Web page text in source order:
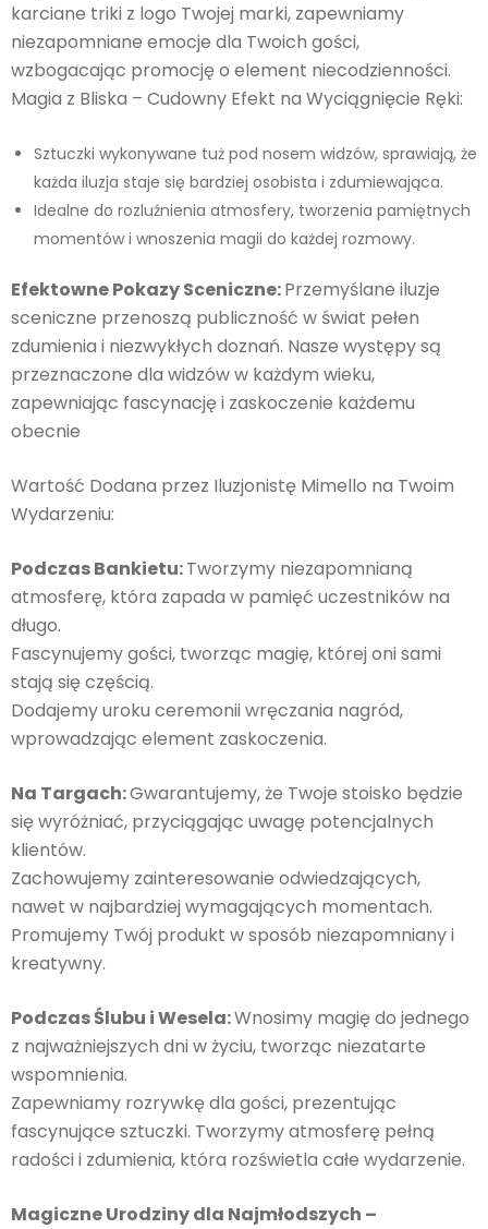
karciane triki z logo Twojej marki, zapewniamy
niezapomniane emocje dla Twoich gości,
wzbogacając promocję o element niecodzienności.
Magia z Bliska – Cudowny Efekt na Wyciągnięcie Ręki:
Sztuczki wykonywane tuż pod nosem widzów, sprawiają, że
każda iluzja staje się bardziej osobista i zdumiewająca.
Idealne do rozluźnienia atmosfery, tworzenia pamiętnych
momentów i wnoszenia magii do każdej rozmowy.
Efektowne Pokazy Sceniczne:Przemyślane iluzje
sceniczne przenoszą publiczność w świat pełen
zdumienia i niezwykłych doznań. Nasze występy są
przeznaczone dla widzów w każdym wieku,
zapewniając fascynację i zaskoczenie każdemu
obecnie
Wartość Dodana przez Iluzjonistę Mimello na Twoim
Wydarzeniu:
Podczas Bankietu:Tworzymy niezapomnianą
atmosferę, która zapada w pamięć uczestników na
długo.
Fascynujemy gości, tworząc magię, której oni sami
stają się częścią.
Dodajemy uroku ceremonii wręczania nagród,
wprowadzając element zaskoczenia.
Na Targach:Gwarantujemy, że Twoje stoisko będzie
się wyróżniać, przyciągając uwagę potencjalnych
klientów.
Zachowujemy zainteresowanie odwiedzających,
nawet w najbardziej wymagających momentach.
Promujemy Twój produkt w sposób niezapomniany i
kreatywny.
Podczas Ślubu i Wesela:Wnosimy magię do jednego
z najważniejszych dni w życiu, tworząc niezatarte
wspomnienia.
Zapewniamy rozrywkę dla gości, prezentując
fascynujące sztuczki. Tworzymy atmosferę pełną
radości i zdumienia, która rozświetla całe wydarzenie.
Magiczne Urodziny dla Najmłodszych –